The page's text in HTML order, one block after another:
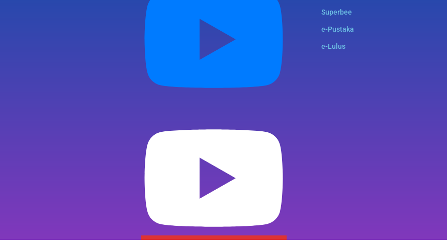
Superbee
e-Pustaka
e-Lulus